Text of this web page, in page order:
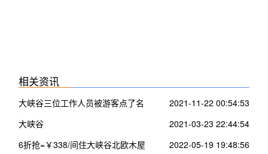
相关资讯
大峡谷三位工作人员被游客点了名
2021-11-22 00:54:53
大峡谷
2021-03-23 22:44:54
6折抢=￥338/间住大峡谷北欧木屋
2022-05-19 19:48:56